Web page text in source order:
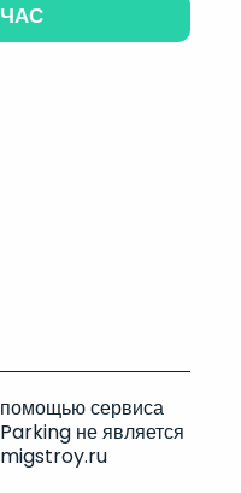
сервиса
не является